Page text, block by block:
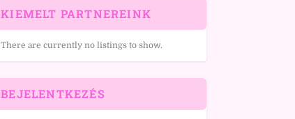
KIEMELT PARTNEREINK
There are currently no listings to show.
BEJELENTKEZÉS